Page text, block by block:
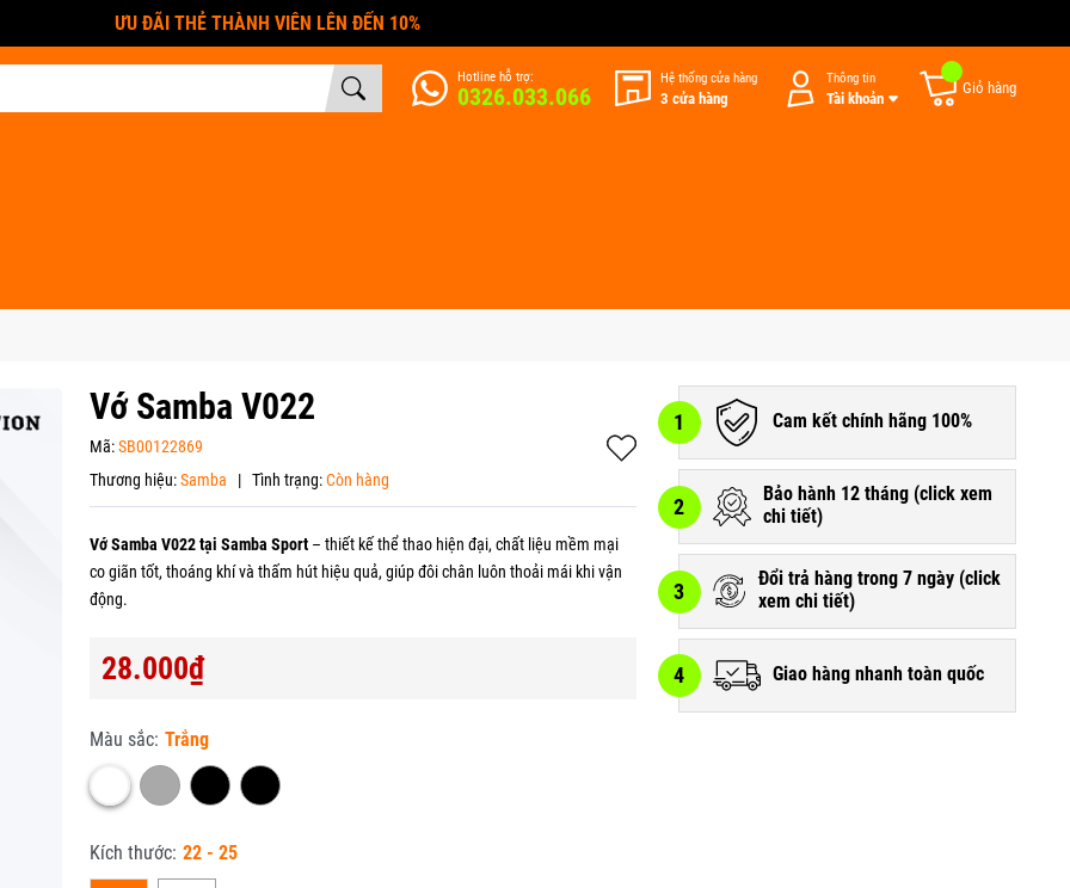
ƯU ĐÃI THẺ THÀNH VIÊN LÊN ĐẾN 10%
Hotline hỗ trợ:
0326.033.066
Hệ thống cửa hàng
3 cửa hàng
Thông tin
Tài khoản
Giỏ hàng
Vớ Samba V022
Mã:SB00122869
Thương hiệu: Samba | Tình trạng: Còn hàng
Vớ Samba V022 tại Samba Sport– thiết kế thể thao hiện đại, chất liệu mềm mại
co giãn tốt, thoáng khí và thấm hút hiệu quả, giúp đôi chân luôn thoải mái khi vận
động.
28.000₫
Màu sắc: Trắng
Kích thước: 22 - 25
1 Cam kết chính hãng 100%
2 Bảo hành 12 tháng (click xem
chi tiết)
3 Đổi trả hàng trong 7 ngày (click
xem chi tiết)
4 Giao hàng nhanh toàn quốc